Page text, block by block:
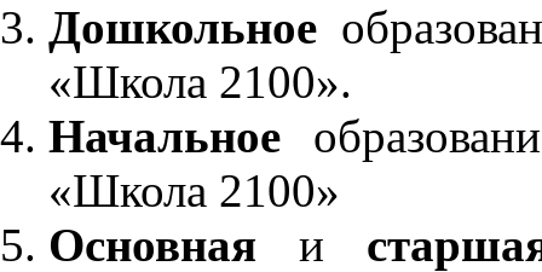
Дошкольное
«Школа 2100».
Начальное
«Школа 2100»
Основнаяи